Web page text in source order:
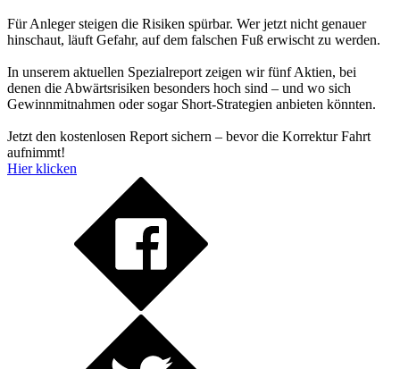
Für Anleger steigen die Risiken spürbar. Wer jetzt nicht genauer
hinschaut, läuft Gefahr, auf dem falschen Fuß erwischt zu werden.
In unserem aktuellen Spezialreport zeigen wir fünf Aktien, bei
denen die Abwärtsrisiken besonders hoch sind – und wo sich
Gewinnmitnahmen oder sogar Short-Strategien anbieten könnten.
Jetzt den kostenlosen Report sichern – bevor die Korrektur Fahrt
aufnimmt!
Hier klicken